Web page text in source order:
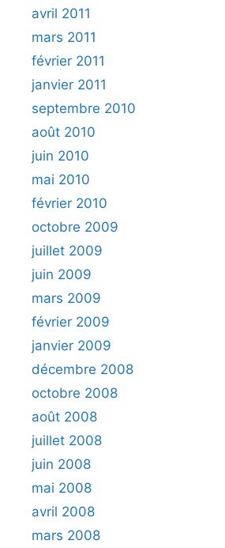
avril 2011
mars 2011
février 2011
janvier 2011
septembre 2010
août 2010
juin 2010
mai 2010
février 2010
octobre 2009
juillet 2009
juin 2009
mars 2009
février 2009
janvier 2009
décembre 2008
octobre 2008
août 2008
juillet 2008
juin 2008
mai 2008
avril 2008
mars 2008